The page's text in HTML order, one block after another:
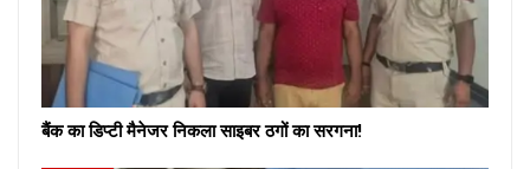
बैंक का डिप्टी मैनेजर निकला साइबर ठगों का सरगना!